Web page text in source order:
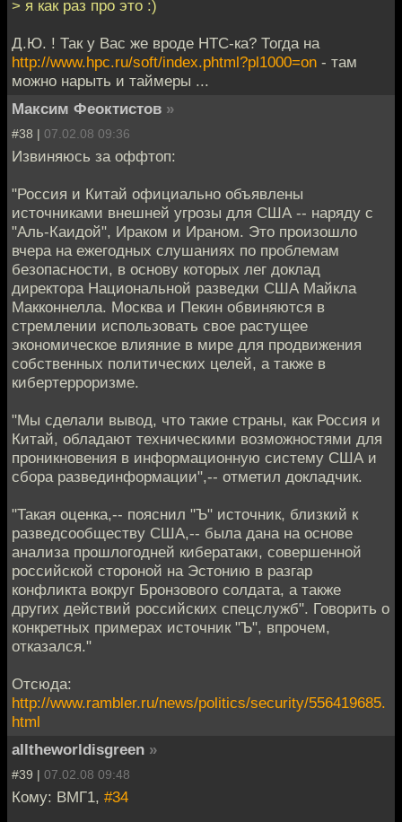
> я как раз про это :)
Д.Ю. ! Так у Вас же вроде HTC-ка? Тогда на
http://www.hpc.ru/soft/index.phtml?pl1000=on - там
можно нарыть и таймеры ...
Максим Феоктистов »
#38 | 07.02.08 09:36
Извиняюсь за оффтоп:
"Россия и Китай официально объявлены
источниками внешней угрозы для США -- наряду с
"Аль-Каидой", Ираком и Ираном. Это произошло
вчера на ежегодных слушаниях по проблемам
безопасности, в основу которых лег доклад
директора Национальной разведки США Майкла
Макконнелла. Москва и Пекин обвиняются в
стремлении использовать свое растущее
экономическое влияние в мире для продвижения
собственных политических целей, а также в
кибертерроризме.
"Мы сделали вывод, что такие страны, как Россия и
Китай, обладают техническими возможностями для
проникновения в информационную систему США и
сбора развединформации",-- отметил докладчик.
"Такая оценка,-- пояснил "Ъ" источник, близкий к
разведсообществу США,-- была дана на основе
анализа прошлогодней кибератаки, совершенной
российской стороной на Эстонию в разгар
конфликта вокруг Бронзового солдата, а также
других действий российских спецслужб". Говорить о
конкретных примерах источник "Ъ", впрочем,
отказался."
Отсюда:
http://www.rambler.ru/news/politics/security/556419685.
html
alltheworldisgreen »
#39 | 07.02.08 09:48
Кому: ВМГ1, #34